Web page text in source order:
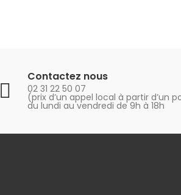
Contactez nous
02 31 22 50 07
(prix d’un appel local à partir d’un
du lundi au vendredi de 9h à 18h